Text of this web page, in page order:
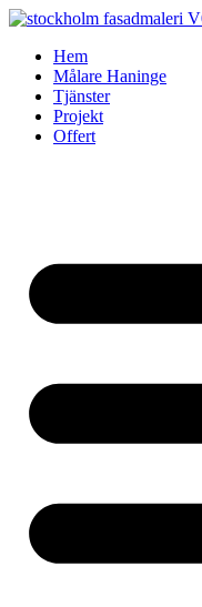
Skip
contentHem
Målare Haninge
Tjänster
Projekt
Offert